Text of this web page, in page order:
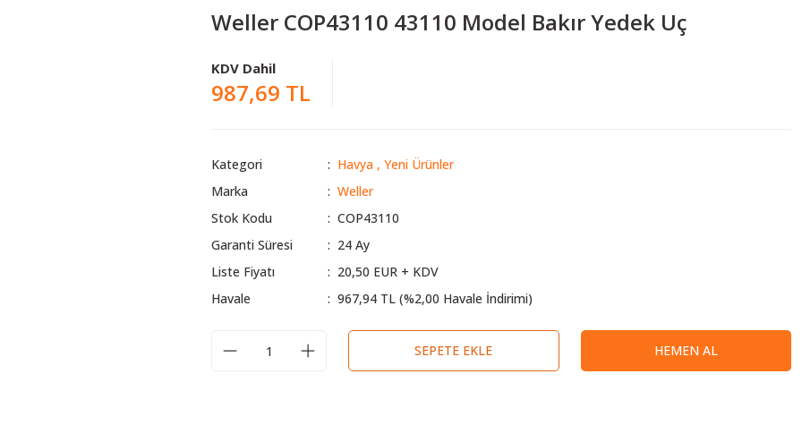
Weller COP43110 43110 Model Bakır Yedek Uç
KDV Dahil
987,69 TL
Kategori Havya , Yeni Ürünler
Marka
Weller
Stok Kodu
COP43110
Garanti Süresi
24 Ay
Liste Fiyatı
20,50 EUR + KDV
Havale
967,94 TL (%2,00 Havale İndirimi)
SEPETE EKLE HEMEN AL